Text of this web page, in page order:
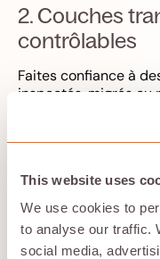
This website uses
We use cookies to
to analyse our traffic.
social media,
2. Couches
contrôlables
Faites confiance à
inspectés, migrés ou
3. Des
de points
échelle